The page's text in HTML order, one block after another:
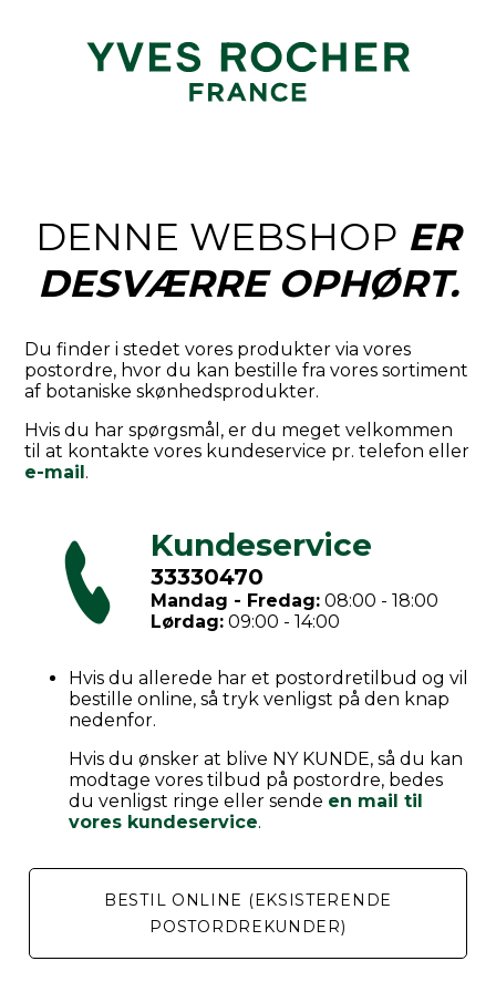
DENNE WEBSHOP ER
DESVÆRRE OPHØRT.
Du finder i stedet vores produkter via vores
postordre, hvor du kan bestille fra vores sortiment
af botaniske skønhedsprodukter.
Hvis du har spørgsmål, er du meget velkommen
til at kontakte vores kundeservice pr. telefon eller
e-mail.
Kundeservice
33330470
Mandag - Fredag:08:00 - 18:00
Lørdag:09:00 - 14:00
Hvis du allerede har et postordretilbud og vil
bestille online, så tryk venligst på den knap
nedenfor.
Hvis du ønsker at blive NY KUNDE, så du kan
modtage vores tilbud på postordre, bedes
du venligst ringe eller sende en mail til
vores kundeservice.
BESTIL ONLINE (EKSISTERENDE
POSTORDREKUNDER)